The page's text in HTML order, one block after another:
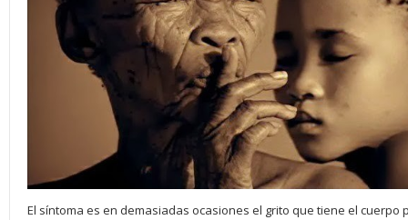
El síntoma es en demasiadas ocasiones el grito que tiene el